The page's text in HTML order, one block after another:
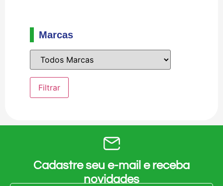
Marcas
Cadastre seu e-mail e receba
novidades